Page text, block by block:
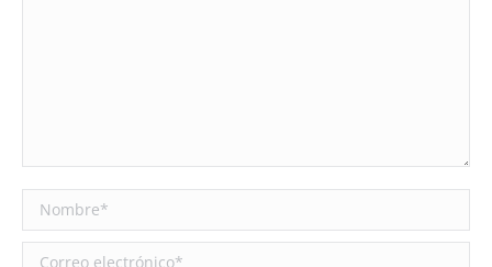
Nombre *
Correo electrónico *